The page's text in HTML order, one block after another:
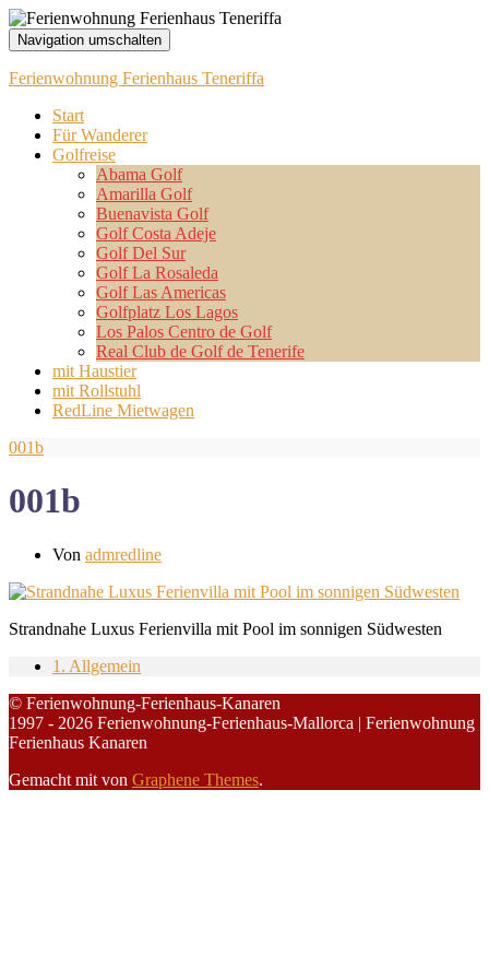
Navigation umschalten
Ferienwohnung Ferienhaus Teneriffa
Start
Für Wanderer
Golfreise
Abama Golf
Amarilla Golf
Buenavista Golf
Golf Costa Adeje
Golf Del Sur
Golf La Rosaleda
Golf Las Americas
Golfplatz Los Lagos
Los Palos Centro de Golf
Real Club de Golf de Tenerife
mit Haustier
mit Rollstuhl
RedLine Mietwagen
001b
001b
Von admredline
Strandnahe Luxus Ferienvilla mit Pool im sonnigen Südwesten
1. Allgemein
© Ferienwohnung-Ferienhaus-Kanaren
1997 - 2026 Ferienwohnung-Ferienhaus-Mallorca | Ferienwohnung
Ferienhaus Kanaren
Gemacht mit von Graphene Themes.